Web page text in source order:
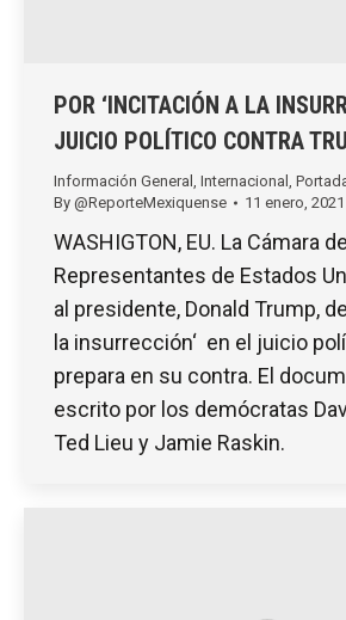
POR ‘INCITACIÓN A LA
JUICIO POLÍTICO CONTRA
Información General Internacional
By @ReporteMexiquense 11 enero,
WASHIGTON, EU. La Cámara de
Representantes de Estados
al presidente, Donald Trump,
la insurrección‘ en el juicio
prepara en su contra. El
escrito por los demócratas
Ted Lieu y Jamie Raskin.